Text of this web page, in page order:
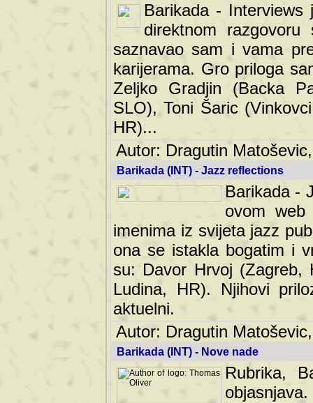
Barikada -
direktnom
saznavao sam i vama
karijerama. Gro priloga
Zeljko Gradjin (Backa
SLO), Toni Šaric
HR)...
Autor: Dragutin
Barikada (INT) - Jazz reflections
Barikada -
ovom web
imenima iz svijeta jazz
ona se istakla bogatim i
su: Davor Hrvoj (Zagreb,
Ludina, HR). Njihovi
aktuelni.
Autor: Dragutin
Barikada (INT) - Nove nade
Rubrika,